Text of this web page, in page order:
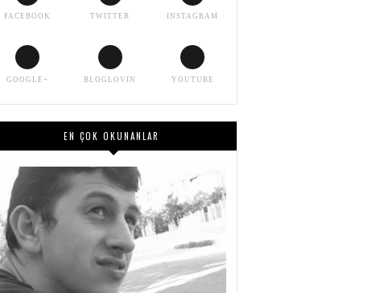
FACEBOOK TWITTER INSTAGRAM
GOOGLE+ BLOGLOVIN YOUTUBE
EN ÇOK OKUNANLAR